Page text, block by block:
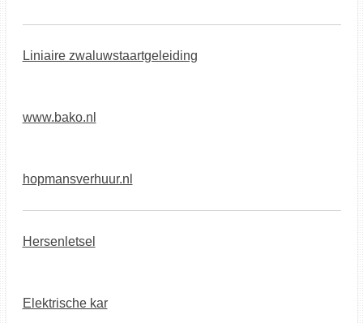
Liniaire zwaluwstaartgeleiding
www.bako.nl
hopmansverhuur.nl
Hersenletsel
Elektrische kar